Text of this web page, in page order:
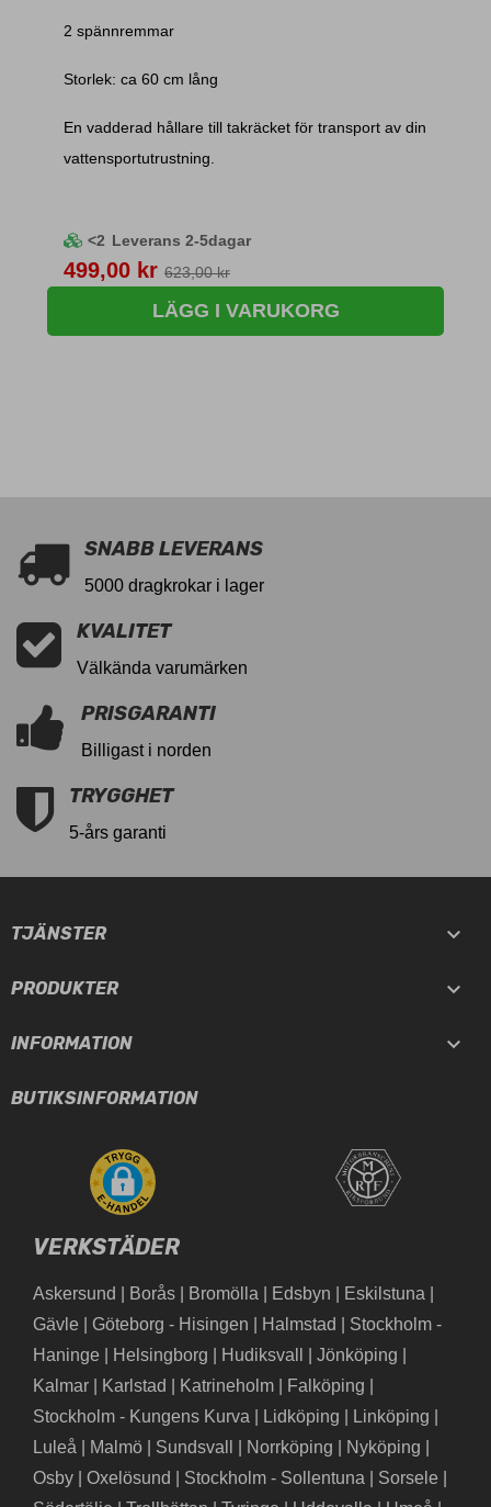
2 spännremmar
Storlek: ca 60 cm lång
En vadderad hållare till takräcket för transport av din
vattensportutrustning.
<2 Leverans 2-5dagar
Pris
499,00 kr 623,00 kr
LÄGG I VARUKORG
SNABB LEVERANS
5000 dragkrokar i lager
KVALITET
Välkända varumärken
PRISGARANTI
Billigast i norden
TRYGGHET
5-års garanti
TJÄNSTER 
PRODUKTER 
INFORMATION 
BUTIKSINFORMATION
VERKSTÄDER
Askersund Borås Bromölla Edsbyn Eskilstuna
Gävle
Göteborg - Hisingen Halmstad
Stockholm -
Haninge
Helsingborg Hudiksvall Jönköping
Kalmar
Karlstad Katrineholm Falköping
Stockholm - Kungens Kurva
Lidköping Linköping
Luleå
Malmö Sundsvall Norrköping Nyköping
Osby
Oxelösund Stockholm - Sollentuna Sorsele